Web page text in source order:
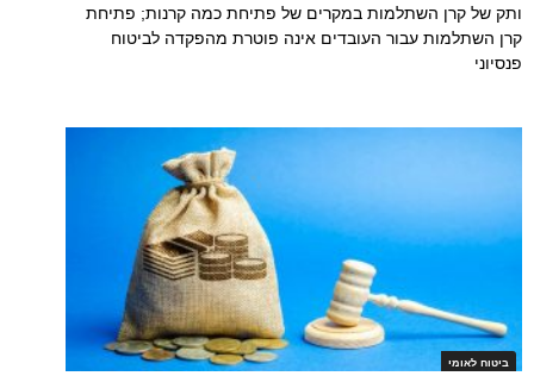
ותק של קרן השתלמות במקרים של פתיחת כמה קרנות; פתיחת
קרן השתלמות עבור העובדים אינה פוטרת מהפקדה לביטוח
פנסיוני
ביטוח לאומי